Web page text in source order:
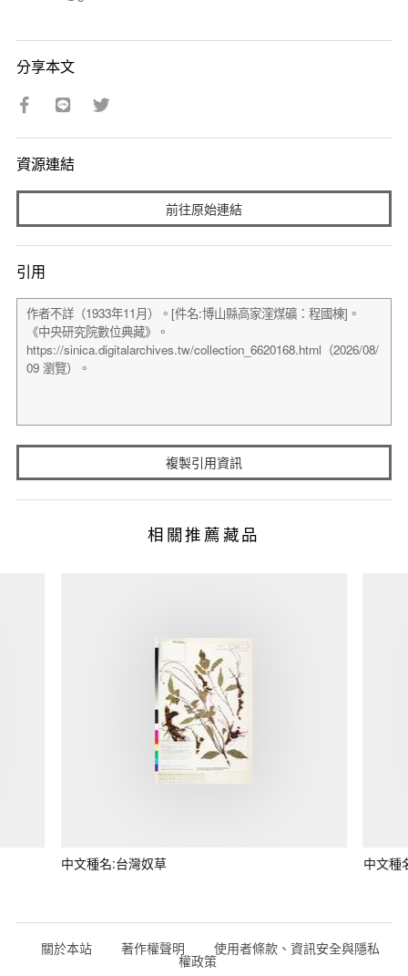
分享本文
資源連結
前往原始連結
引用
複製引用資訊
相關推薦藏品
中文種名:台灣奴草 中文種
關於本站 著作權聲明 使用者條款、資訊安全與隱私
權政策